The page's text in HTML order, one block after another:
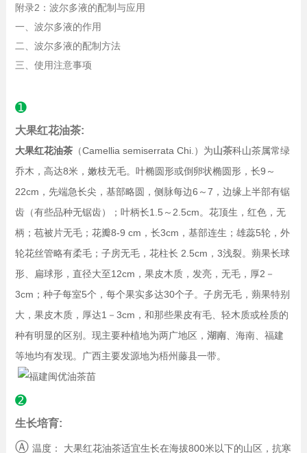
附录2：波尔多液的配制与应用
一、波尔多液的作用
二、波尔多液的配制方法
三、使用注意事项
➊
大果红花油茶:
大果红花油茶（Camellia semiserrata Chi.）为山茶科山茶属常绿
乔木，高达8米，嫩枝无毛。叶椭圆形或倒卵状椭圆形，长9～
22cm，先端急长尖，基部略圆，侧脉每边6～7，边缘上半部有锯
齿（有些品种无锯齿）；叶柄长1.5～2.5cm。花顶生，红色，无
柄；苞被片无毛；花瓣8-9 cm，长3cm，基部连生；雄蕊5轮，外
轮花丝管略有柔毛；子房无毛，花柱长 2.5cm，3浅裂。蒴果长球
形、扁球形，直径大至12cm，果皮木质，发亮，无毛，厚2－
3cm；种子每室5个，每个果实多达30个子。子房无毛，蒴果特别
大，果皮木质，厚达1－3cm，和那些果皮有毛、轻木质或栓质的
种有明显的区别。现主要种植地为两广地区， 湖南、海南、福建
等地均有发现。广西主要发源地为梧州藤县一带。
➋
生长培育:
Ⓐ 温度： 大果红花油茶适宜生长在海拔800米以下的山区，抗寒